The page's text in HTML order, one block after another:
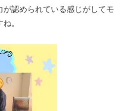
が認められている感じがしてモ
。